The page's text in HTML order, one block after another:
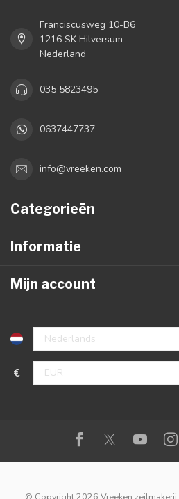
Franciscusweg 10-B6
1216 SK Hilversum
Nederland
035 5823495
0637447737
info@vreeken.com
Categorieën
Informatie
Mijn account
€
© Copyright 2026 Vreeken zeilmakerij